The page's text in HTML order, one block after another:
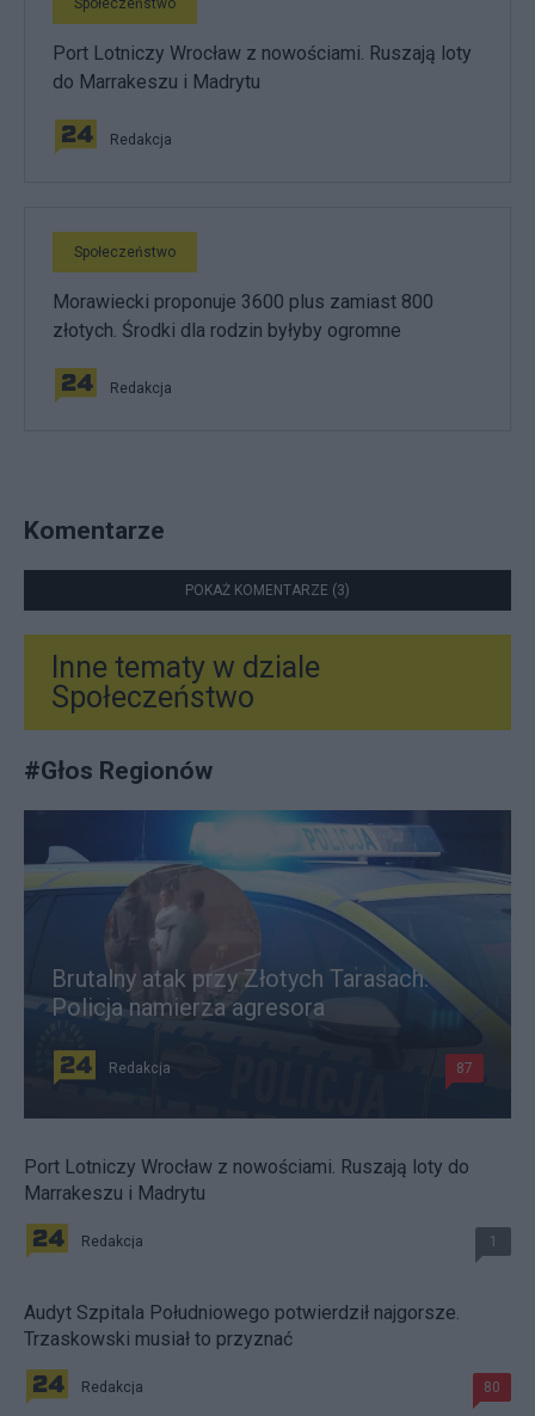
Społeczeństwo
Port Lotniczy Wrocław z nowościami. Ruszają loty
do Marrakeszu i Madrytu
Redakcja
Społeczeństwo
Morawiecki proponuje 3600 plus zamiast 800
złotych. Środki dla rodzin byłyby ogromne
Redakcja
Komentarze
POKAŻ KOMENTARZE (3)
Inne tematy w dziale
Społeczeństwo
#Głos Regionów
Brutalny atak przy Złotych Tarasach.
Policja namierza agresora
Redakcja 87
Port Lotniczy Wrocław z nowościami. Ruszają loty do
Marrakeszu i Madrytu
Redakcja 1
Audyt Szpitala Południowego potwierdził najgorsze.
Trzaskowski musiał to przyznać
Redakcja 80